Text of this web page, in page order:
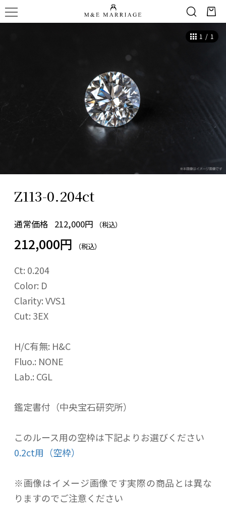
1 / 1
Z113-0.204ct
通常価格 212,000円 （税込）
212,000円 （税込）
Ct: 0.204
Color: D
Clarity: VVS1
Cut: 3EX
H/C有無: H&C
Fluo.: NONE
Lab.: CGL
鑑定書付（中央宝石研究所）
このルース用の空枠は下記よりお選びください
0.2ct用（空枠）
※画像はイメージ画像です実際の商品とは異な
りますのでご注意ください